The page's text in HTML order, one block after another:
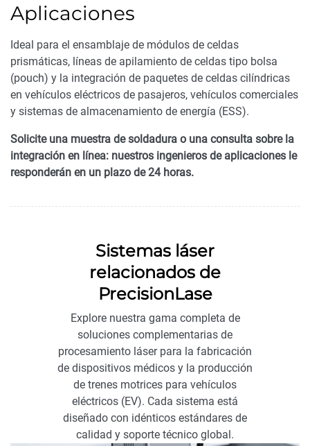
Aplicaciones
Ideal para el ensamblaje de módulos de celdas
prismáticas, líneas de apilamiento de celdas tipo bolsa
(pouch) y la integración de paquetes de celdas cilíndricas
en vehículos eléctricos de pasajeros, vehículos comerciales
y sistemas de almacenamiento de energía (ESS).
Solicite una muestra de soldadura o una consulta sobre la
integración en línea: nuestros ingenieros de aplicaciones le
responderán en un plazo de 24 horas.
Sistemas láser
relacionados de
PrecisionLase
Explore nuestra gama completa de
soluciones complementarias de
procesamiento láser para la fabricación
de dispositivos médicos y la producción
de trenes motrices para vehículos
eléctricos (EV). Cada sistema está
diseñado con idénticos estándares de
calidad y soporte técnico global.